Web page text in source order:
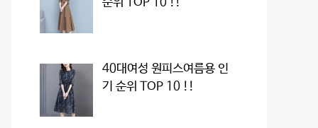
순위 TOP 10 !!
40대여성 원피스여름용 인
기 순위 TOP 10 !!